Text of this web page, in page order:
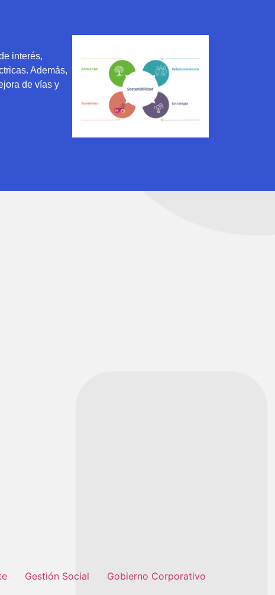
interés,
Además,
de vías y
Gestión Social Gobierno Corporativo